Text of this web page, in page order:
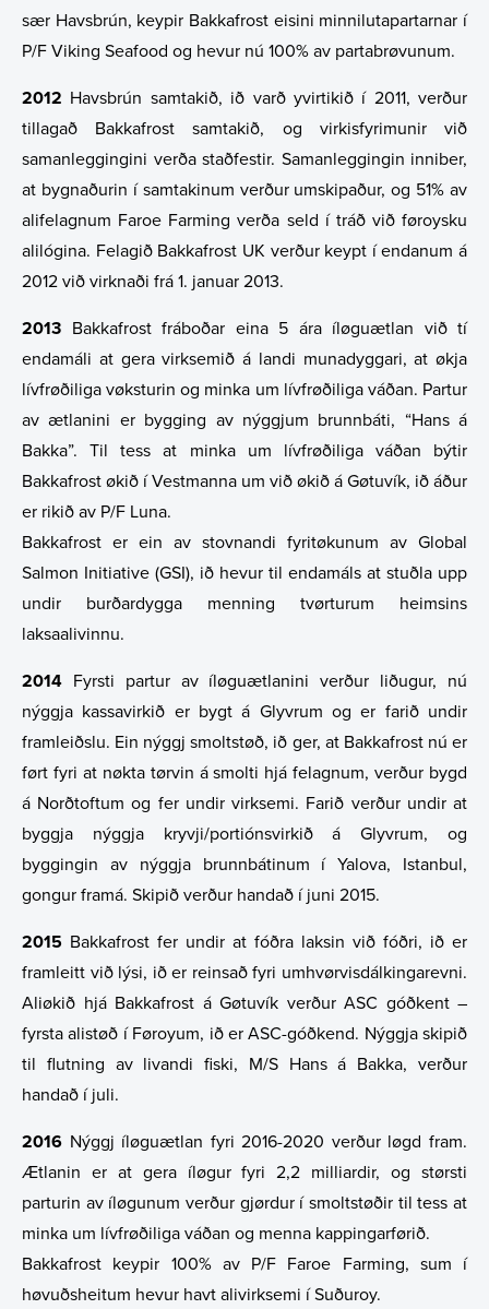
sær Havsbrún, keypir Bakkafrost eisini minnilutapartarnar í
P/F Viking Seafood og hevur nú 100% av partabrøvunum.
2012 Havsbrún samtakið, ið varð yvirtikið í 2011, verður
tillagað Bakkafrost samtakið, og virkisfyrimunir við
samanleggingini verða staðfestir. Samanleggingin inniber,
at bygnaðurin í samtakinum verður umskipaður, og 51% av
alifelagnum Faroe Farming verða seld í tráð við føroysku
alilógina. Felagið Bakkafrost UK verður keypt í endanum á
2012 við virknaði frá 1. januar 2013.
2013 Bakkafrost fráboðar eina 5 ára íløguætlan við tí
endamáli at gera virksemið á landi munadyggari, at økja
lívfrøðiliga vøksturin og minka um lívfrøðiliga váðan. Partur
av ætlanini er bygging av nýggjum brunnbáti, “Hans á
Bakka”. Til tess at minka um lívfrøðiliga váðan býtir
Bakkafrost økið í Vestmanna um við økið á Gøtuvík, ið áður
er rikið av P/F Luna.
Bakkafrost er ein av stovnandi fyritøkunum av Global
Salmon Initiative (GSI), ið hevur til endamáls at stuðla upp
undir burðardygga menning tvørturum heimsins
laksaalivinnu.
2014 Fyrsti partur av íløguætlanini verður liðugur, nú
nýggja kassavirkið er bygt á Glyvrum og er farið undir
framleiðslu. Ein nýggj smoltstøð, ið ger, at Bakkafrost nú er
ført fyri at nøkta tørvin á smolti hjá felagnum, verður bygd
á Norðtoftum og fer undir virksemi. Farið verður undir at
byggja nýggja kryvji/portiónsvirkið á Glyvrum, og
byggingin av nýggja brunnbátinum í Yalova, Istanbul,
gongur framá. Skipið verður handað í juni 2015.
2015 Bakkafrost fer undir at fóðra laksin við fóðri, ið er
framleitt við lýsi, ið er reinsað fyri umhvørvisdálkingarevni.
Aliøkið hjá Bakkafrost á Gøtuvík verður ASC góðkent –
fyrsta alistøð í Føroyum, ið er ASC-góðkend. Nýggja skipið
til flutning av livandi fiski, M/S Hans á Bakka, verður
handað í juli.
2016 Nýggj íløguætlan fyri 2016-2020 verður løgd fram.
Ætlanin er at gera íløgur fyri 2,2 milliardir, og størsti
parturin av íløgunum verður gjørdur í smoltstøðir til tess at
minka um lívfrøðiliga váðan og menna kappingarførið.
Bakkafrost keypir 100% av P/F Faroe Farming, sum í
høvuðsheitum hevur havt alivirksemi í Suðuroy.